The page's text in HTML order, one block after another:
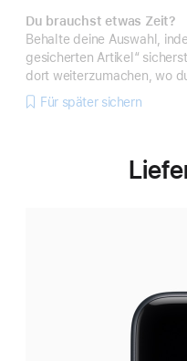
Du brauchst etwas Zeit?
Behalte deine Auswahl,
gesicherten Artikel“
dort weiterzumachen, wo
Für später sichern